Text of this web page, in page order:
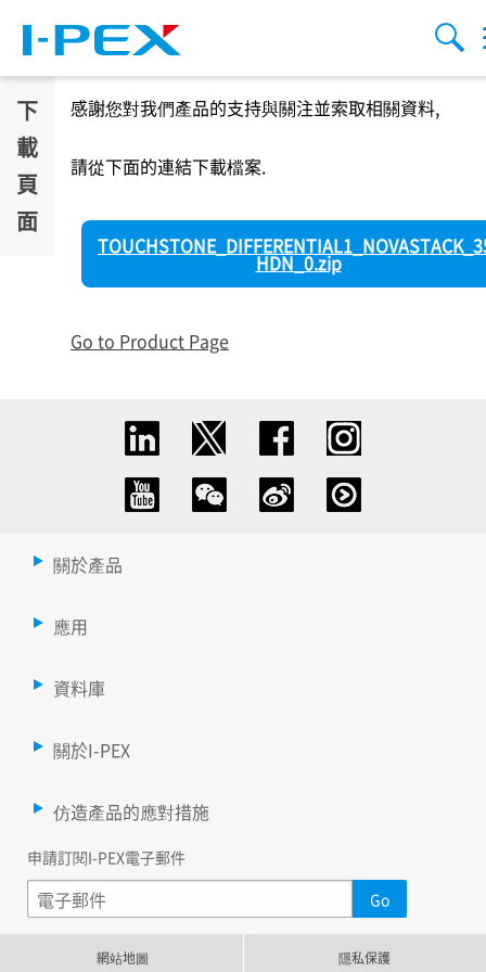
搜索
Menu
下
載
頁
面
感謝您對我們產品的支持與關注並索取相關資料,
請從下面的連結下載檔案.
HDN_0.zip
Go to Product Page
關於產品
應用
資料庫
關於I-PEX
仿造產品的應對措施
申請訂閱I-PEX電子郵件
網站地圖 隱私保護